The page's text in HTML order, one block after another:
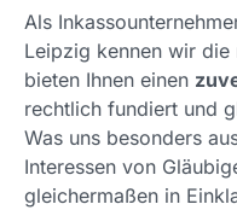
Als
Leipzig kennen wir
bieten Ihnen einen
rechtlich fundiert und
Was uns besonders
Interessen von
gleichermaßen in